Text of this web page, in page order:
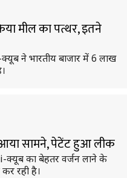
मील का पत्थर, इतने
ने भारतीय बाजार में 6 लाख
सामने, पेटेंट हुआ लीक
i-क्यूब का बेहतर वर्जन लाने के
रही है।